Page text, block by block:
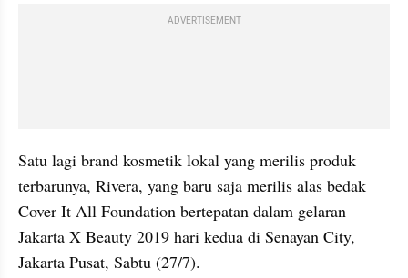
ADVERTISEMENT
Satu lagi brand kosmetik lokal yang merilis produk
terbarunya, Rivera, yang baru saja merilis alas bedak
Cover It All Foundation bertepatan dalam gelaran
Jakarta X Beauty 2019 hari kedua di Senayan City,
Jakarta Pusat, Sabtu (27/7).